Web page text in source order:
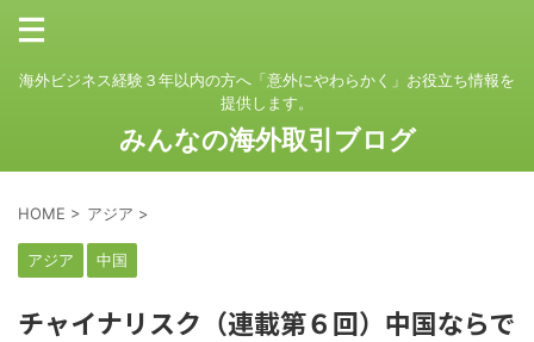
海外ビジネス経験３年以内の方へ「意外にやわらかく」お役立ち情報を
提供します。
みんなの海外取引ブログ
HOME > アジア >
アジア 中国
チャイナリスク（連載第６回）中国ならで